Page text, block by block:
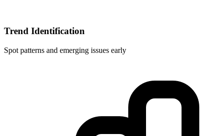
Trend Identification
Spot patterns and emerging issues early